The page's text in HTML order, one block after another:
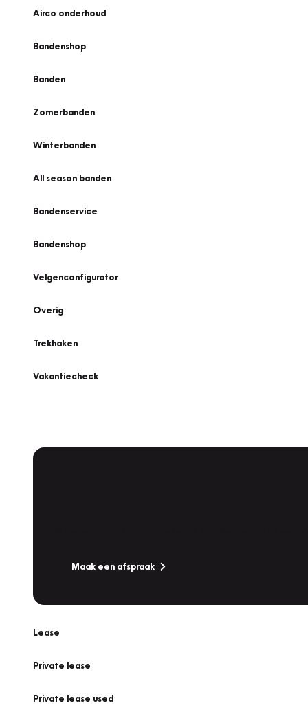
Airco onderhoud
Bandenshop
Banden
Zomerbanden
Winterbanden
All season banden
Bandenservice
Bandenshop
Velgenconfigurator
Overig
Trekhaken
Vakantiecheck
Maak een afspraak
Lease
Private lease
Private lease used